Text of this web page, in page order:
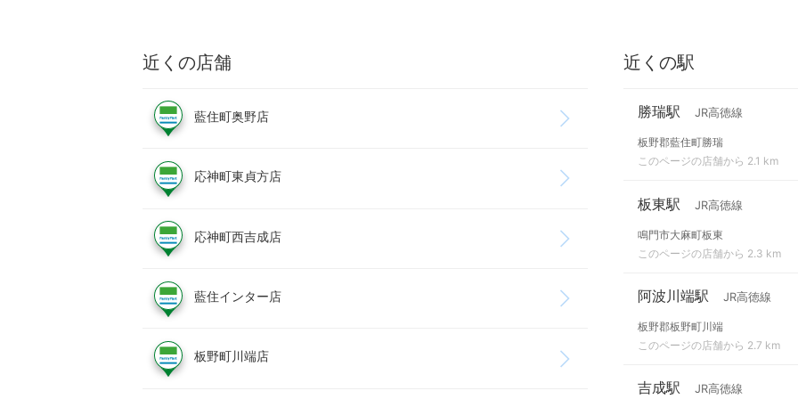
近くの店舗
藍住町奥野店
応神町東貞方店
応神町西吉成店
藍住インター店
板野町川端店
近くの駅
勝瑞駅 JR高徳線
板野郡藍住町勝瑞
このページの店舗から 2.1 km
板東駅 JR高徳線
鳴門市大麻町板東
このページの店舗から 2.3 km
阿波川端駅 JR高徳線
板野郡板野町川端
このページの店舗から 2.7 km
吉成駅 JR高徳線